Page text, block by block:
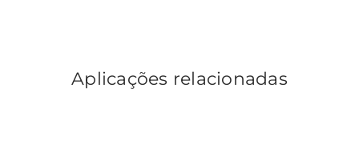
Aplicações relacionadas